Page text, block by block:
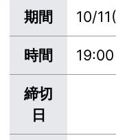
期間 10/
時間
締切
日